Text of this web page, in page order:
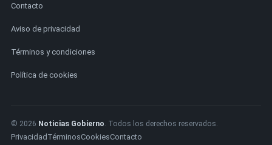
Contacto
Aviso de privacidad
Términos y condiciones
Política de cookies
© 2026 Noticias Gobierno . Todos los derechos reservados.
Privacidad TérminosCookiesContacto